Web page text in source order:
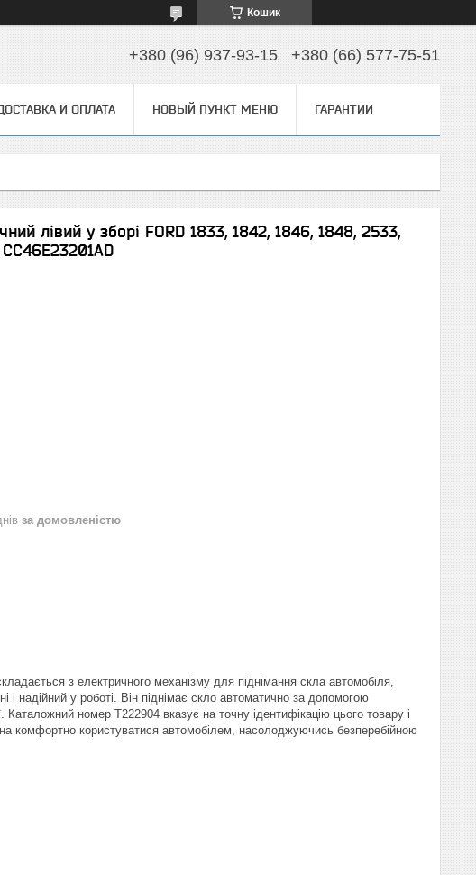
Кошик
+380 (96) 937-93-15 +380 (66) 577-75-51
И ОПЛАТА НОВЫЙ ПУНКТ МЕНЮ ГАРАНТИИ
лівий у зборі FORD 1833, 1842, 1846, 1848, 2533,
за домовленістю
з електричного механізму для піднімання скла автомобіля,
надійний у роботі. Він піднімає скло автоматично за допомогою
номер T222904 вказує на точну ідентифікацію цього товару і
комфортно користуватися автомобілем, насолоджуючись безперебійною